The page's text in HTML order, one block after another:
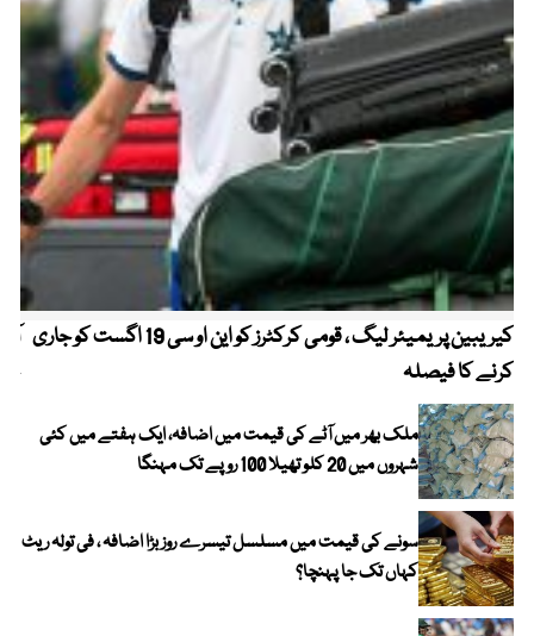
کیریبین پریمیئر لیگ ، قومی کرکٹرز کو این او سی 19 اگست کو جاری
کرنے کا فیصلہ
ملک بھر میں آٹے کی قیمت میں اضافہ، ایک ہفتے میں کئی
شہروں میں 20 کلو تھیلا 100 روپے تک مہنگا
سونے کی قیمت میں مسلسل تیسرے روز بڑا اضافہ ، فی تولہ ریٹ
کہاں تک جا پہنچا؟